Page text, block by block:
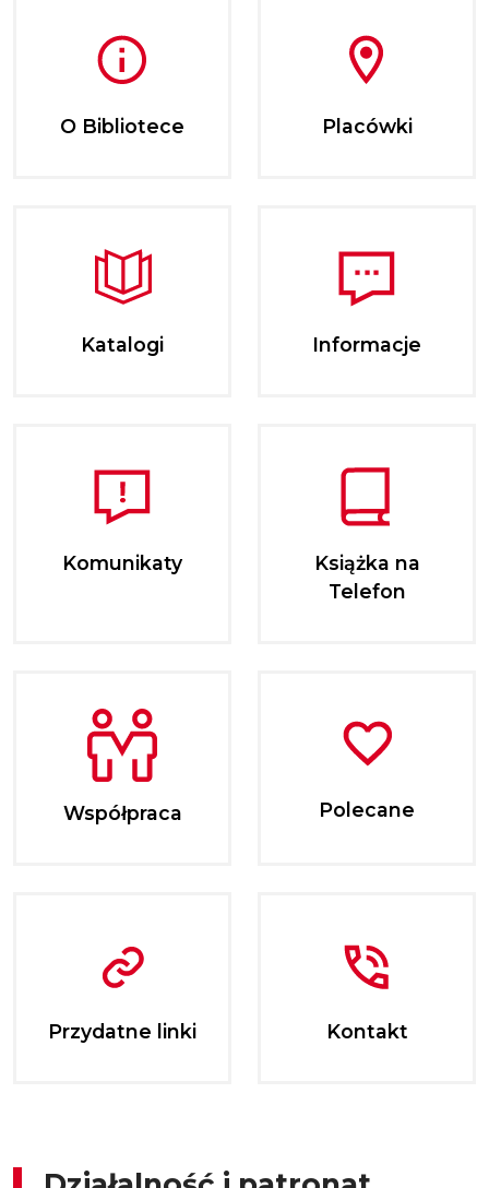
O Bibliotece Placówki
Katalogi Informacje
Komunikaty
Książka na
Telefon
Współpraca Polecane
Przydatne linki Kontakt